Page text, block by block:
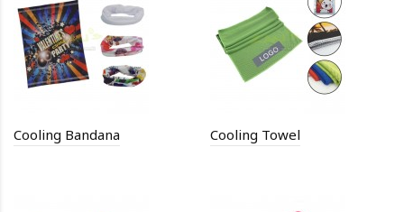
Cooling Bandana Cooling Towel